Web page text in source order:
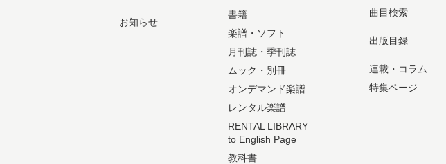
お知らせ
書籍
楽譜・ソフト
月刊誌・季刊誌
ムック・別冊
オンデマンド楽譜
レンタル楽譜
RENTAL LIBRARY
to English Page
教科書
曲目検索
出版目録
連載・コラム
特集ページ